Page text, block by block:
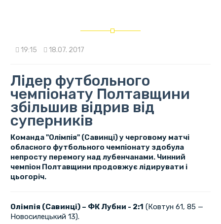
19:15 18.07. 2017
Лідер футбольного
чемпіонату Полтавщини
збільшив відрив від
суперників
Команда "Олімпія" (Савинці) у черговому матчі
обласного футбольного чемпіонату здобула
непросту перемогу над лубенчанами. Чинний
чемпіон Полтавщини продовжує лідирувати і
цьогоріч.
Олімпія (Савинці) – ФК Лубни - 2:1 (Ковтун 61, 85 —
Новосилецький 13).